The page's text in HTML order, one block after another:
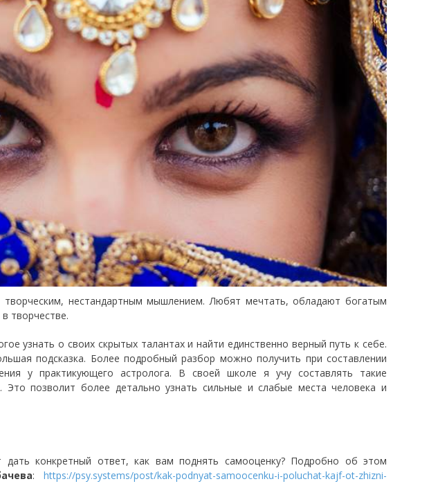
нестандартным мышлением. Любят мечтать, обладают богатым
творчестве.
узнать о своих скрытых талантах и найти единственно верный путь к себе.
подсказка. Более подробный разбор можно получить при составлении
у практикующего астролога. В своей школе я учу составлять такие
Это позволит более детально узнать сильные и слабые места человека и
конкретный ответ, как вам поднять самооценку? Подробно об этом
: https://psy.systems/post/kak-podnyat-samoocenku-i-poluchat-kajf-ot-zhizni-